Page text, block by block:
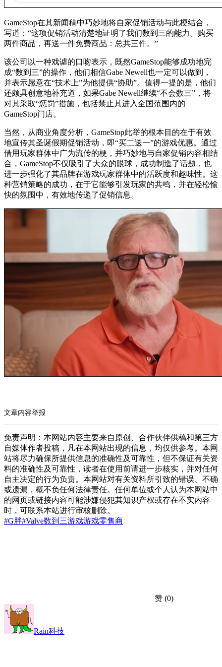
GameStop在其新闻稿中巧妙地将自家促销活动与此梗结合，
写道：“这项促销活动清楚地证明了我们数到三的能力。购买
两件商品，再送一件免费商品：总共三件。”
该公司以一种戏谑的口吻表示，既然GameStop能够成功地完
成“数到三”的操作，他们相信Gabe Newell也一定可以做到，
并表示愿意在“技术上”为他提供“协助”。值得一提的是，他们
还颇具创意地补充道，如果Gabe Newell继续“不会数三”，将
对其采取“惩罚”措施，包括禁止其进入全国范围内的
GameStop门店。
当然，从商业角度分析，GameStop此举的根本目的在于有效
地宣传其圣诞假期促销活动，即“买二送一”的游戏优惠。通过
借用玩家群体中广为流传的梗，并巧妙地与自家促销内容相结
合，GameStop不仅吸引了大众的眼球，成功制造了话题，也
进一步强化了其品牌在游戏玩家群体中的活跃度和趣味性。这
种营销策略的成功，在于它能够引发玩家的共鸣，并在轻松愉
快的氛围中，有效地传递了促销信息。
文章内容举报
免责声明：本网站内容主要来自原创、合作伙伴供稿和第三方
自媒体作者投稿，凡在本网站出现的信息，均仅供参考。本网
站将尽力确保所提供信息的准确性及可靠性，但不保证有关资
料的准确性及可靠性，读者在使用前请进一步核实，并对任何
自主决定的行为负责。本网站对有关资料所引致的错误、不确
或遗漏，概不负任何法律责任。任何单位或个人认为本网站中
的网页或链接内容可能涉嫌侵犯其知识产权或存在不实内容
时，可联系本站进行审核删除。
#G胖#Valve数到三游戏游戏零售商
赞 (0)
Rain科技